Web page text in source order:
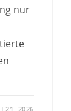
nur
21, 2026